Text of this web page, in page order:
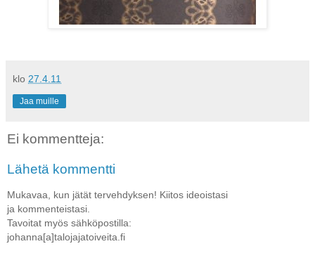
klo 27.4.11
Jaa muille
Ei kommentteja:
Lähetä kommentti
Mukavaa, kun jätät tervehdyksen! Kiitos ideoistasi
ja kommenteistasi.
Tavoitat myös sähköpostilla:
johanna[a]talojajatoiveita.fi